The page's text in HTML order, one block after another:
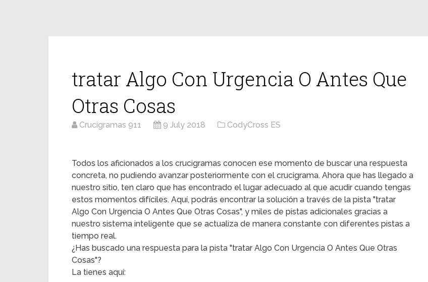
tratar Algo Con Urgencia O Antes Que
Otras Cosas
Crucigramas 911 9 July 2018 CodyCross ES
Todos los aficionados a los crucigramas conocen ese momento de buscar una respuesta
concreta, no pudiendo avanzar posteriormente con el crucigrama. Ahora que has llegado a
nuestro sitio, ten claro que has encontrado el lugar adecuado al que acudir cuando tengas
estos momentos difíciles. Aquí, podrás encontrar la solución a través de la pista "tratar
Algo Con Urgencia O Antes Que Otras Cosas", y miles de pistas adicionales gracias a
nuestro sistema inteligente que se actualiza de manera constante con diferentes pistas a
tiempo real.
¿Has buscado una respuesta para la pista "tratar Algo Con Urgencia O Antes Que Otras
Cosas"?
La tienes aquí: